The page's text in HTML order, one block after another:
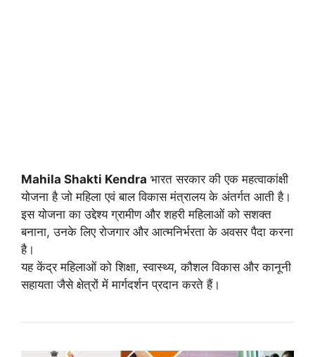
Mahila Shakti Kendra भारत सरकार की एक महत्वाकांक्षी
योजना है जो महिला एवं बाल विकास मंत्रालय के अंतर्गत आती है।
इस योजना का उद्देश्य ग्रामीण और शहरी महिलाओं को सशक्त
बनाना, उनके लिए रोजगार और आत्मनिर्भरता के अवसर पैदा करना
है।
यह केंद्र महिलाओं को शिक्षा, स्वास्थ्य, कौशल विकास और कानूनी
सहायता जैसे क्षेत्रों में मार्गदर्शन प्रदान करते हैं।